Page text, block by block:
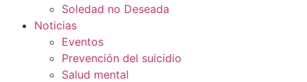
Soledad no Deseada
Noticias
Eventos
Prevención del suicidio
Salud mental